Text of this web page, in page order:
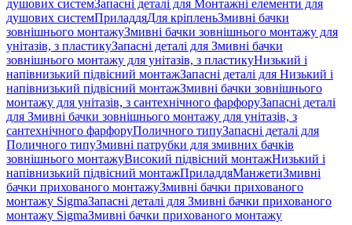
душових системЗапасні деталі для Монтажні елементи для
душових системПриладдяДля кріпленьЗмивні бачки
зовнішнього монтажуЗмивні бачки зовнішнього монтажу для
унітазів, з пластикуЗапасні деталі для Змивні бачки
зовнішнього монтажу для унітазів, з пластикуНизький і
напівнизький підвісний монтажЗапасні деталі для Низький і
напівнизький підвісний монтажЗмивні бачки зовнішнього
монтажу для унітазів, з сантехнічного фарфоруЗапасні деталі
для Змивні бачки зовнішнього монтажу для унітазів, з
сантехнічного фарфоруПоличного типуЗапасні деталі для
Поличного типуЗмивні патрубки для змивних бачків
зовнішнього монтажуВисокий підвісний монтажНизький і
напівнизький підвісний монтажПриладдяМанжетиЗмивні
бачки прихованого монтажуЗмивні бачки прихованого
монтажу SigmaЗапасні деталі для Змивні бачки прихованого
монтажу SigmaЗмивні бачки прихованого монтажу